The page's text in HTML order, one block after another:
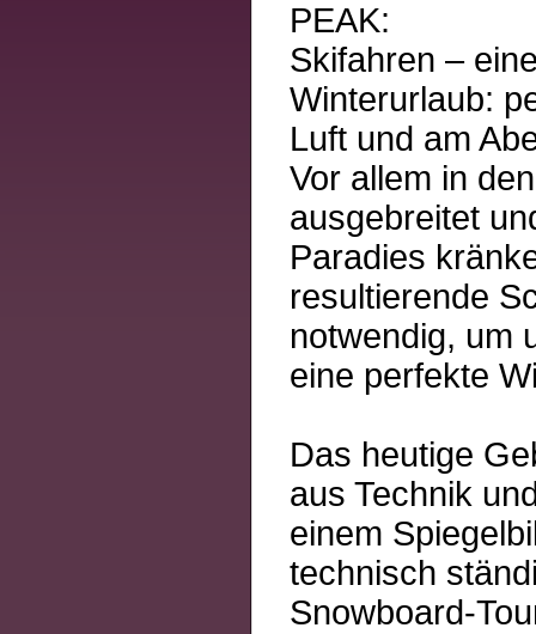
PEAK:
Skifahren –
Winterurlaub:
Luft und am
Vor allem in
ausgebreitet
Paradies
resultierende
notwendig, um
eine perfekte
Das heutige
aus Technik
einem
technisch
Snowboard-